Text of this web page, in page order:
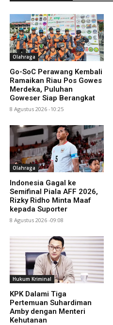
Olahraga
Go-SoC Perawang Kembali
Ramaikan Riau Pos Gowes
Merdeka, Puluhan
Goweser Siap Berangkat
8 Agustus 2026 -10:25
Olahraga
Indonesia Gagal ke
Semifinal Piala AFF 2026,
Rizky Ridho Minta Maaf
kepada Suporter
8 Agustus 2026 -09:08
Hukum Kriminal
KPK Dalami Tiga
Pertemuan Suhardiman
Amby dengan Menteri
Kehutanan